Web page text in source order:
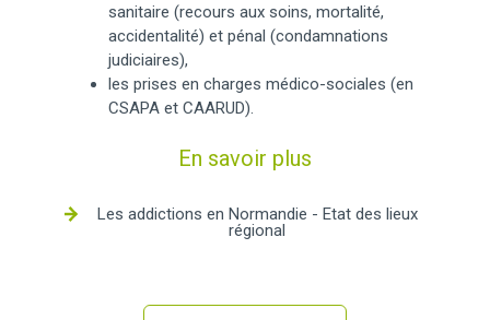
sanitaire (recours aux soins, mortalité,
accidentalité) et pénal (condamnations
judiciaires),
les prises en charges médico-sociales (en
CSAPA et CAARUD).
En savoir plus
Les addictions en Normandie - Etat des lieux
régional